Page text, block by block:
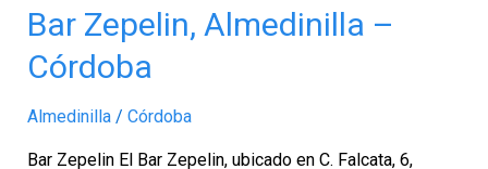
Bar Zepelin, Almedinilla –
Córdoba
Almedinilla/ Córdoba
Bar Zepelin El Bar Zepelin, ubicado en C. Falcata, 6,
Bar
Zepelin,
Almedinilla
Córdoba